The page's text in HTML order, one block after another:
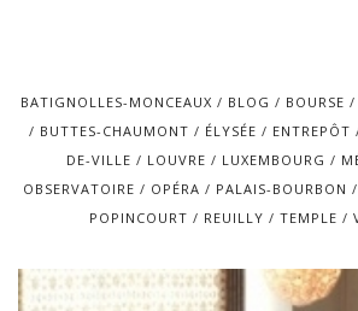
BATIGNOLLES-MONCEAUX BLOG BOURSE
BUTTES-CHAUMONT
ÉLYSÉE ENTREPÔT
DE-VILLE
LOUVRE LUXEMBOURG
OBSERVATOIRE
OPÉRA PALAIS-BOURBON
POPINCOURT
REUILLY TEMPLE